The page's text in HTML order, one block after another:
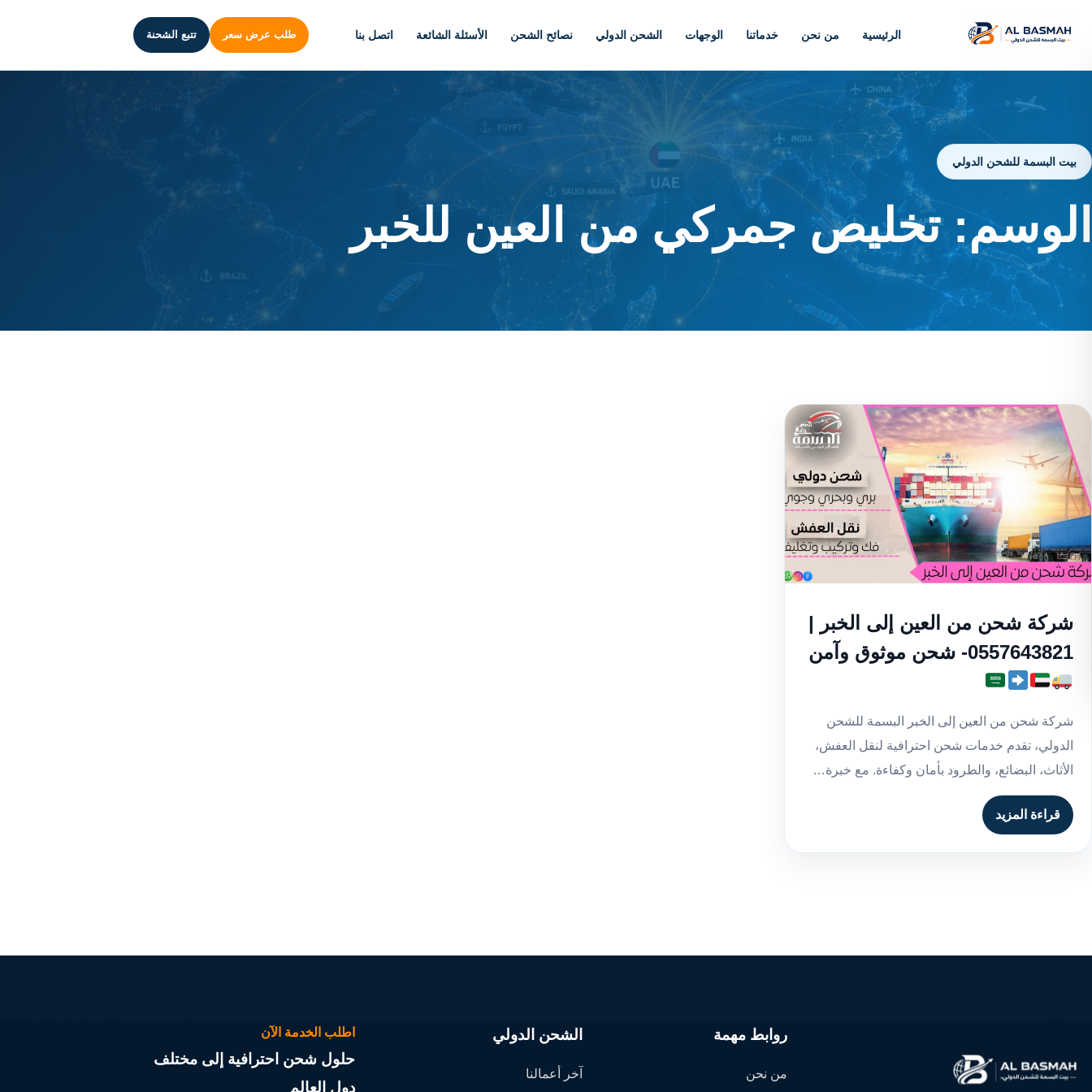
الرئيسية من نحن خدماتنا الوجهات الشحن الدولي نصائح الشحن الأسئلة الشائعة اتصل بنا طلب عرض سعر تتبع الشحنة
بيت البسمة للشحن الدولي
الوسم:تخليص جمركي من العين للخبر
شركة شحن من العين إلى الخبر |
0557643821- شحن موثوق وآمن
شركة شحن من العين إلى الخبر البسمة للشحن
الدولي، تقدم خدمات شحن احترافية لنقل العفش،
الأثاث، البضائع، والطرود بأمان وكفاءة. مع خبرة…
قراءة المزيد
روابط مهمة
من نحن
الشحن الدولي
آخر أعمالنا
اطلب الخدمة الآن
حلول شحن احترافية إلى مختلف
دول العالم